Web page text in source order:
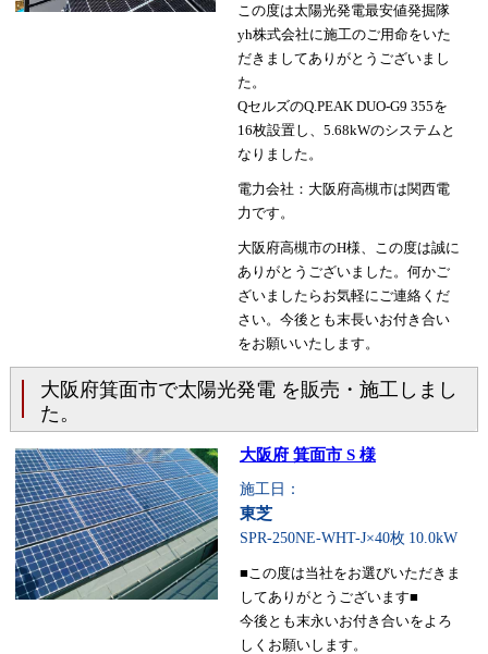
この度は太陽光発電最安値発掘隊
yh株式会社に施工のご用命をいた
だきましてありがとうございまし
た。
QセルズのQ.PEAK DUO-G9 355を
16枚設置し、5.68kWのシステムと
なりました。
電力会社：大阪府高槻市は関西電
力です。
大阪府高槻市のH様、この度は誠に
ありがとうございました。何かご
ざいましたらお気軽にご連絡くだ
さい。今後とも末長いお付き合い
をお願いいたします。
大阪府箕面市で太陽光発電 を販売・施工しまし
た。
大阪府 箕面市 S 様
施工日：
東芝
SPR-250NE-WHT-J×40枚 10.0kW
■この度は当社をお選びいただきま
してありがとうございます■
今後とも末永いお付き合いをよろ
しくお願いします。